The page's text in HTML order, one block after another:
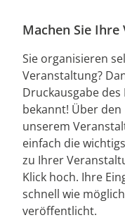
Machen Sie
Sie organisieren
Veranstaltung?
Druckausgabe des
bekannt! Über
unserem
einfach die
zu Ihrer
Klick hoch. Ihre
schnell wie
veröffentlicht.